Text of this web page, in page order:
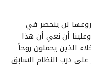
لن ينحصر في
أن نعي أن هذا
الذين يحملون روحاً
درب النظام السابق